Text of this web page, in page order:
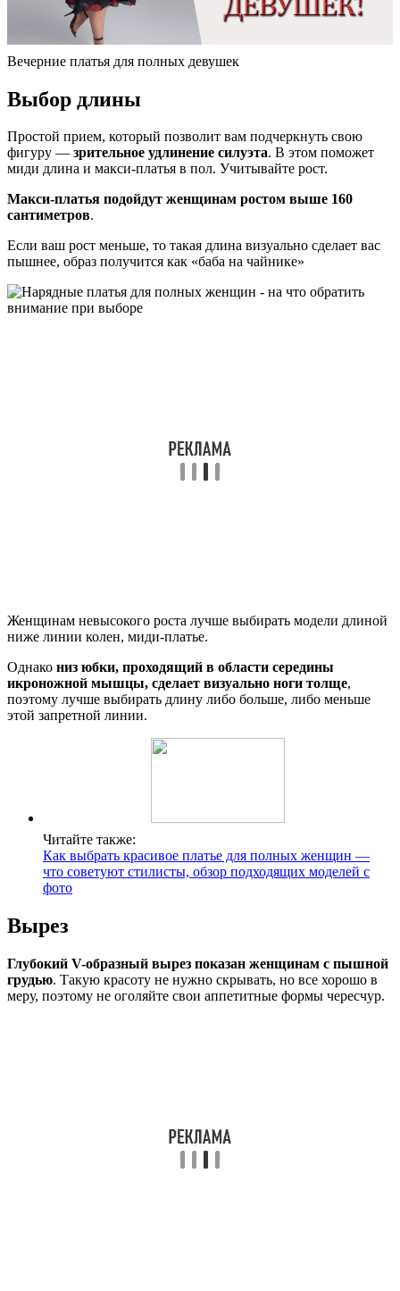
Вечерние платья для полных девушек
Выбор длины
Простой прием, который позволит вам подчеркнуть свою
фигуру — зрительное удлинение силуэта. В этом поможет
миди длина и макси-платья в пол. Учитывайте рост.
Макси-платья подойдут женщинам ростом выше 160
сантиметров.
Если ваш рост меньше, то такая длина визуально сделает вас
пышнее, образ получится как «баба на чайнике»
Женщинам невысокого роста лучше выбирать модели длиной
ниже линии колен, миди-платье.
Однако низ юбки, проходящий в области середины
икроножной мышцы, сделает визуально ноги толще,
поэтому лучше выбирать длину либо больше, либо меньше
этой запретной линии.
Читайте также:
Как выбрать красивое платье для полных женщин —
что советуют стилисты, обзор подходящих моделей с
фото
Вырез
Глубокий V-образный вырез показан женщинам с пышной
грудью. Такую красоту не нужно скрывать, но все хорошо в
меру, поэтому не оголяйте свои аппетитные формы чересчур.